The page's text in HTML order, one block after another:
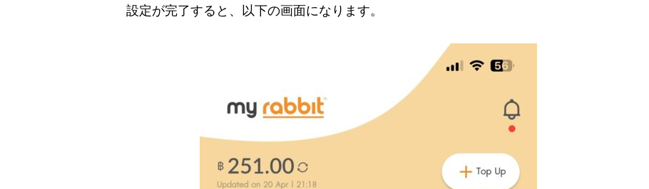
設定が完了すると、以下の画面になります。